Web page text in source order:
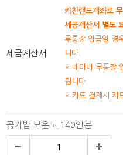
세금계산서
키친랜드계좌로
세금계산서 별도
무통장 입금일 경
니다.
* 네이버 무통장
됩니다.
* 카드 결제시 카
공기밥 보온고 140인분